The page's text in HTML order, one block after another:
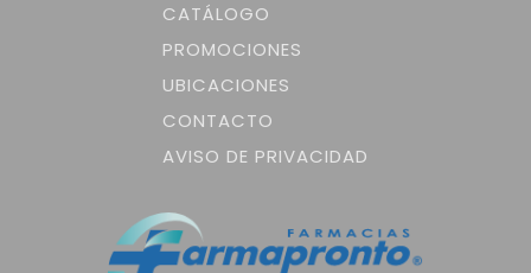
CATÁLOGO
PROMOCIONES
UBICACIONES
CONTACTO
AVISO DE PRIVACIDAD